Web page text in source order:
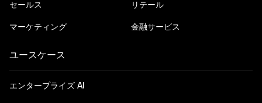
セールス
マーケティング
リテール
金融サービス
ユースケース
エンタープライズ AI